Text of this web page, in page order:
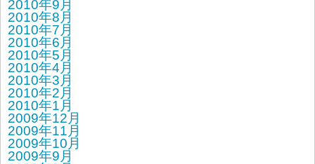
2010年9月
2010年8月
2010年7月
2010年6月
2010年5月
2010年4月
2010年3月
2010年2月
2010年1月
2009年12月
2009年11月
2009年10月
2009年9月